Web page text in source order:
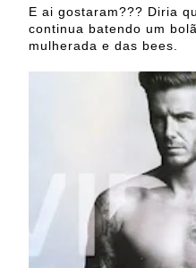
E ai gostaram??? Diria
continua batendo um
mulherada e das bees.